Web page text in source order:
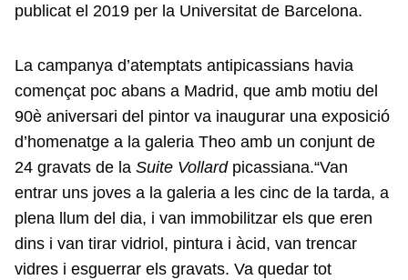
publicat el 2019 per la Universitat de Barcelona.
La campanya d’atemptats antipicassians havia
començat poc abans a Madrid, que amb motiu del
90è aniversari del pintor va inaugurar una exposició
d’homenatge a la galeria Theo amb un conjunt de
24 gravats de la Suite Vollard picassiana.“Van
entrar uns joves a la galeria a les cinc de la tarda, a
plena llum del dia, i van immobilitzar els que eren
dins i van tirar vidriol, pintura i àcid, van trencar
vidres i esguerrar els gravats. Va quedar tot